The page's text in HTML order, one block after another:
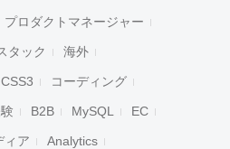
プロダクトマネージャー
タック 海外
CSS3 コーディング
B2B MySQL EC
ィア Analytics